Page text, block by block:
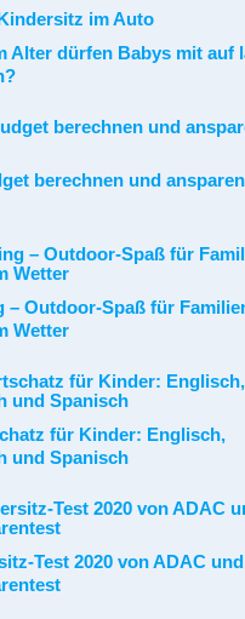
Alter dürfen Babys mit auf
berechnen und
– Outdoor-Spaß für
Wetter
für Kinder: Englisch,
und Spanisch
Test 2020 von ADAC und